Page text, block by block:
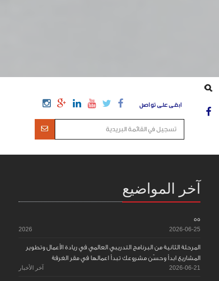
ابقى على تواصل
آخر المواضيع
55
2026-06-25
2026
المرحلة الثانية من البرنامج التدريبي العالمي في ريادة الأعمال وتطوير
المشاريع ابدأ وحسّن مشروعك تبدأ اعمالها في مقر الغرفة
2026-06-21 آخر الأخبار